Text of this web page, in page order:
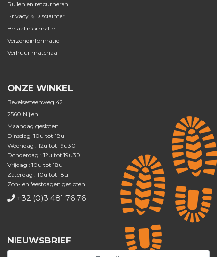
Ruilen en retourneren
Privacy & Disclaimer
Betaalinformatie
Verzendinformatie
Verhuur materiaal
ONZE WINKEL
Bevelsesteenweg 42
2560 Nijlen
Maandag gesloten
Dinsdag: 10u tot 18u
Woendag : 12u tot 19u30
Donderdag : 12u tot 19u30
Vrijdag : 10u tot 18u
Zaterdag : 10u tot 18u
Zon- en feestdagen gesloten
+32 (0)3 481 76 76
NIEUWSBRIEF